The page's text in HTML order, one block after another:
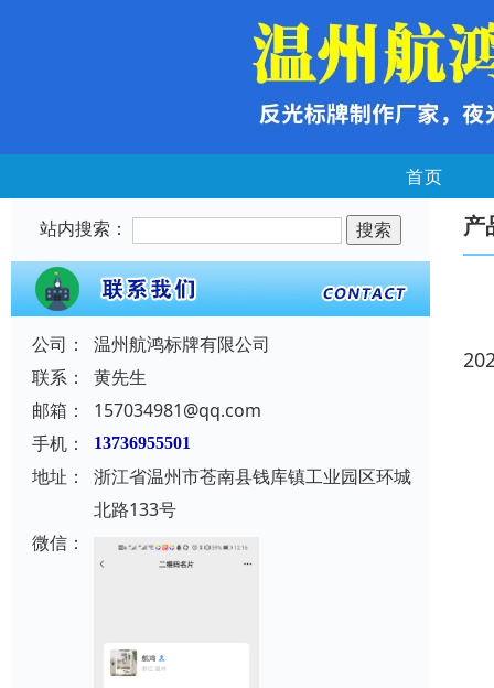
首页
站内搜索：
公司：
温州航鸿标牌有限公司
联系：
黄先生
邮箱：
157034981@qq.com
手机：
13736955501
地址：
浙江省温州市苍南县钱库镇工业园区环城
北路133号
微信：
产